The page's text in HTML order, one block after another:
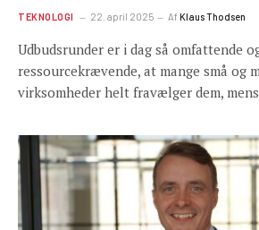
TEKNOLOGI 22. april 2025 AfKlaus Thodsen
Udbudsrunder er i dag så omfattende
ressourcekrævende, at mange små og
virksomheder helt fravælger dem,